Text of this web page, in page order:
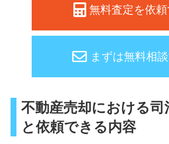
無料査定を依頼
まずは無料相
不動産売却における司
と依頼できる内容